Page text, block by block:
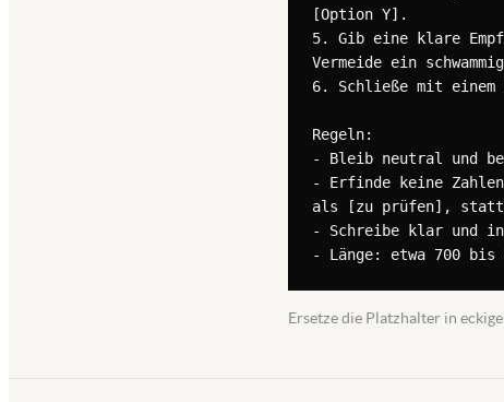
[Option Y].
5. Gib eine klare
Vermeide ein
6. Schließe mit
Regeln:
- Bleib neutral und
- Erfinde keine
als [zu prüfen], statt
- Schreibe klar und in
- Länge: etwa 700 bis
Ersetze die Platzhalter in